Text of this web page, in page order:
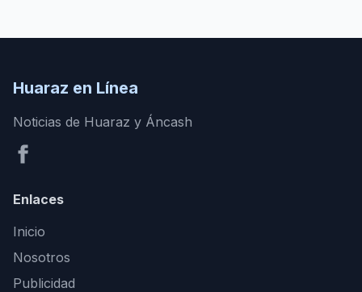
Huaraz en Línea
Noticias de Huaraz y Áncash
Enlaces
Inicio
Nosotros
Publicidad